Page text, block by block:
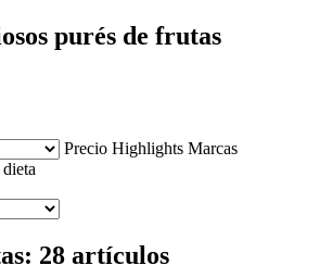
purés de frutas
Precio Highlights Marcas
28 artículos